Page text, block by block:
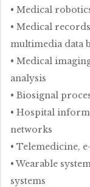
• Medical
• Medical
multimedia data
• Medical
analysis
• Biosignal
• Hospital
networks
• Telemedicine,
• Wearable
systems